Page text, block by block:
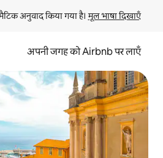
अनुवाद किया गया है। मूल भाषा दिखाएँ
अपनी जगह को Airbnb पर लाएँ